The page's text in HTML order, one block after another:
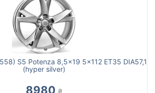
S5 Potenza 8,5x19 5x112 ET35 DIA57,1
(hyper silver)
8980 ₴